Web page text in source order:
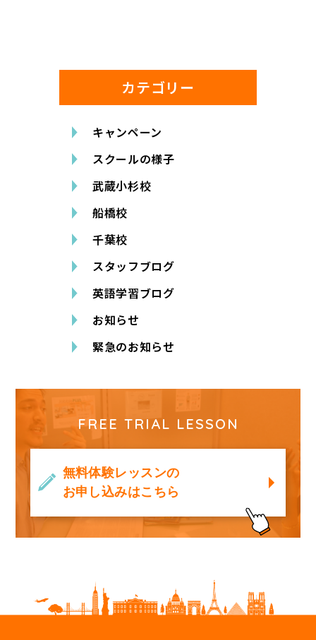
カテゴリー
キャンペーン
スクールの様子
武蔵小杉校
船橋校
千葉校
スタッフブログ
英語学習ブログ
お知らせ
緊急のお知らせ
FREE TRIAL LESSON
無料体験レッスンの
お申し込みはこちら